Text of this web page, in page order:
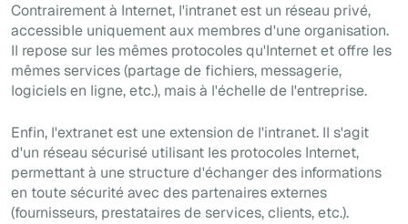
Contrairement à Internet, l'intranet est un réseau privé,
accessible uniquement aux membres d'une organisation.
Il repose sur les mêmes protocoles qu'Internet et offre les
mêmes services (partage de fichiers, messagerie,
logiciels en ligne, etc.), mais à l'échelle de l'entreprise.
Enfin, l'extranet est une extension de l'intranet. Il s'agit
d'un réseau sécurisé utilisant les protocoles Internet,
permettant à une structure d'échanger des informations
en toute sécurité avec des partenaires externes
(fournisseurs, prestataires de services, clients, etc.).